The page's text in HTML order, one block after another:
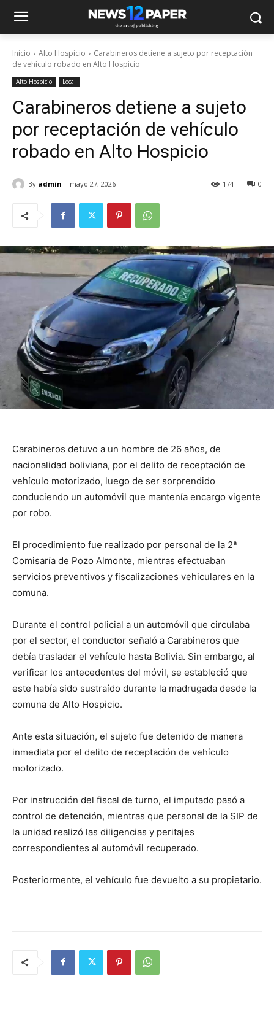
Inicio Alto Hospicio
Carabineros detiene a sujeto por receptación
de vehículo robado en Alto Hospicio
Alto Hospicio Local
Carabineros detiene a sujeto
por receptación de vehículo
robado en Alto Hospicio
By admin mayo 27, 2026 0
174
Carabineros detuvo a un hombre de 26 años, de
nacionalidad boliviana, por el delito de receptación de
vehículo motorizado, luego de ser sorprendido
conduciendo un automóvil que mantenía encargo vigente
por robo.
El procedimiento fue realizado por personal de la 2ª
Comisaría de Pozo Almonte, mientras efectuaban
servicios preventivos y fiscalizaciones vehiculares en la
comuna.
Durante el control policial a un automóvil que circulaba
por el sector, el conductor señaló a Carabineros que
debía trasladar el vehículo hasta Bolivia. Sin embargo, al
verificar los antecedentes del móvil, se estableció que
este había sido sustraído durante la madrugada desde la
comuna de Alto Hospicio.
Ante esta situación, el sujeto fue detenido de manera
inmediata por el delito de receptación de vehículo
motorizado.
Por instrucción del fiscal de turno, el imputado pasó a
control de detención, mientras que personal de la SIP de
la unidad realizó las diligencias y peritajes
correspondientes al automóvil recuperado.
Posteriormente, el vehículo fue devuelto a su propietario.